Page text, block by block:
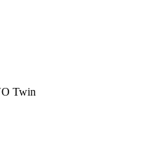
Twin